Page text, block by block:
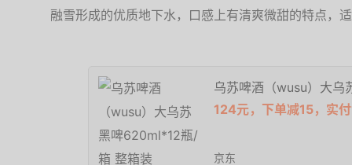
融雪形成的优质地下水，口感上有清爽微甜的特点，
乌苏啤酒（wusu）大
124元，下单减15，实
京东